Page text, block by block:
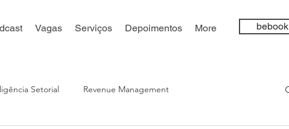
Vagas Serviços Depoimentos More bebook
Setorial Revenue Management